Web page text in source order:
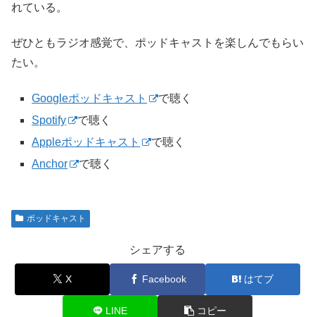
れている。
ぜひともラジオ感覚で、ポッドキャストを楽しんでもらい
たい。
Googleポッドキャスト
で聴く
Spotify
で聴く
Appleポッドキャスト
で聴く
Anchor
で聴く
ポッドキャスト
シェアする
X Facebook はてブ
LINE コピー